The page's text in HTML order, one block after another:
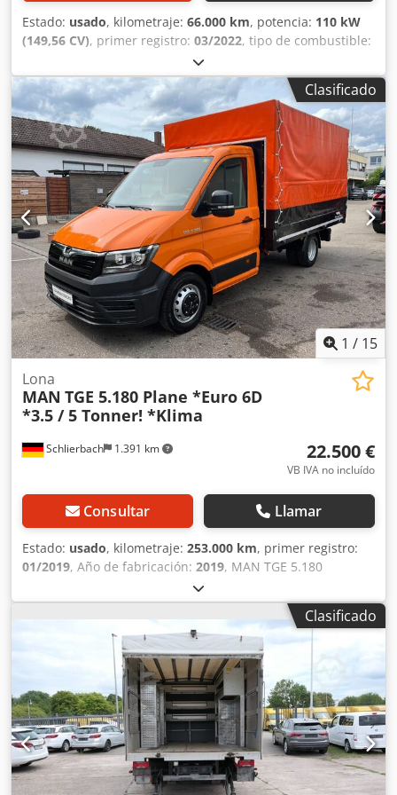
Estado: usado, kilometraje: 66.000 km, potencia: 110 kW
(149,56 CV), primer registro: 03/2022, tipo de combustible:
, próxima inspección (TÜV):
05/2028, color:blanco, tipo de engranaje:mecánico, clase
de emisión:Euro 6 , número de asientos:6, Equipamiento:
ABS, Programa electrónico de estabilidad (ESP), aire
acondicionado, calefactor de estacionamiento, cierre
centralizado, filtro de hollín, tracción a las cuatro ruedas,
Mando a distancia, espejos retrovisores exteriores
calefactados, radio, lona con estructura, posibilidad de
Apple CarPlay, entrega en toda Alemania por 295.-EUR +
IVA, garantía y prueba de conducción disponibles a
petición Dksdpfx Aoztg U Esmgjr Nº: 032 Horario: Lunes a
viernes de 8:00 a 12:00 y de 13:30 a 17:00, sábados de 9:00
a 11:30 Más vehículos en:
Clasificado
1 / 15
Schlierbach 1.391 km
Lona
MAN TGE 5.180 Plane *Euro 6D
*3.5 / 5 Tonner! *Klima
22.500 €
VB IVA no incluído
Consultar Llamar
Estado: usado, kilometraje: 253.000 km, primer registro:
01/2019, Año de fabricación: 2019, MAN TGE 5.180
Plataforma y lona, aire acondicionado !! 3,5 toneladas /
ampliable a 5 toneladas !! • Norma de emisiones: Euro 6D •
Potencia: 180 CV • Cilindrada: 1.968 cm³ • Transmisión
automática • ASR (control de tracción) desconectable • Aire
acondicionado • Volante multifunción • Airbag • 3 plazas •
Elevalunas y retrovisores eléctricos (calefactados) Dkedpfx
Amewv H Hioger • Cierre centralizado • Sistema de
navegación MAN grande con función teléfono • Asiento de
conductor confort • Start/Stop • Regulación de altura de
faros • Control de crucero adaptativo • Aviso de distancia •
Asistente de mantenimiento de carril • Aviso de colisión •
Enganche de remolque con cabezal de bola • Capacidad de
Clasificado